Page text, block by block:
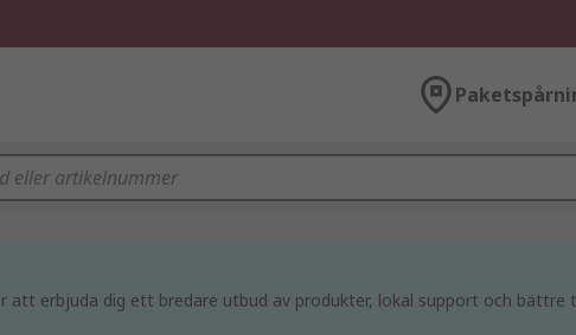
att erbjuda dig ett bredare utbud av produkter, lokal support och bättre